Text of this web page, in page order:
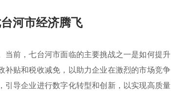
河市经济腾飞
前，七台河市面临的主要挑战之一是如何提升
补贴和税收减免，以助力企业在激烈的市场竞争
导企业进行数字化转型和创新，以实现高质量